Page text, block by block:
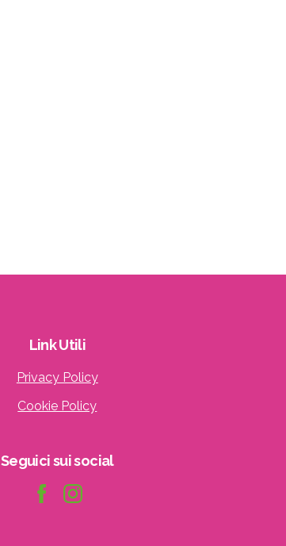
LinkUtili
Privacy Policy
Cookie Policy
Seguicisuisocial